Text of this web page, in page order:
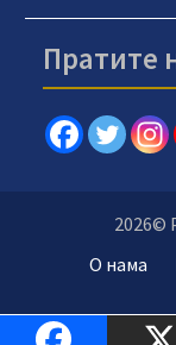
Пратите
2026©
О нама